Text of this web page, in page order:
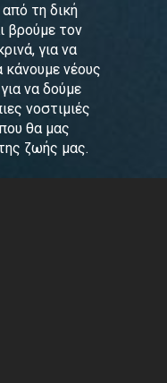
τη δική
βρούμε τον
για να
κάνουμε νέους
να δούμε
νοστιμιές
θα μας
ζωής μας.